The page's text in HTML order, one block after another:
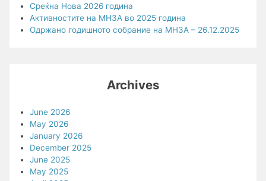
Среќна Нова 2026 година
Активностите на МНЗА во 2025 година
Одржано годишното собрание на МНЗА – 26.12.2025
Archives
June 2026
May 2026
January 2026
December 2025
June 2025
May 2025